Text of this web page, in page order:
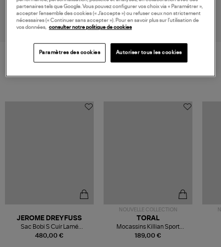
695,00 €
Sac Brioche Duffle Cuir Grainé
Black
450,00 €
Sac Jess Hobo Noir
480,00 €
JEROME DREYFUSS
Sac Bobi S Cuir Lamé
Champagne
NOUVELLE COLLECTION
189,00 €
TORAL
Mocassins Killian Sport
Mousse
partenaires tels que Google. Vous pouvez configurer vos choix via « Paramétrer »,
accepter l’ensemble des cookies (« J’accepte ») ou refuser ceux non strictement
nécessaires (« Continuer sans accepter »). Pour en savoir plus sur l’utilisation de
vos données, consulter notre politique de cookies
Paramètres des cookies Autoriser tous les cookies